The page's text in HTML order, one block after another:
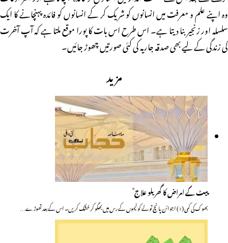
وہ اپنے علم و معرفت میں انسانوں کو شریک کر کے انسانوں کو فائدہ پہنچانے کا ایک
سلسلہ اور زنجیر بنا دیتا ہے۔ اس طرح اس بات کا پورا موقع ملتا ہے کہ آپ آخرت
کی زندگی کے لیے بھی صدقہ جاریہ کی کئی صورتیں چھوڑ جائیں۔
مزید
پیٹ کے امراض کا گھریلو علاج ؒ
بھوک کی کمی (۱) اجوائن پانچ تولے کو لیموں کے رس میں بھگو کر خشک کریں۔ اس کے بعد تھوڑے…